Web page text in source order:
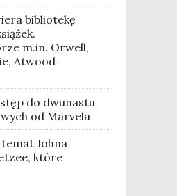
bibliotekę
m.in. Orwell,
Atwood
do dwunastu
od Marvela
Johna
które